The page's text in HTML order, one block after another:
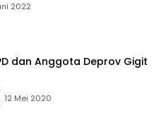
2022
dan Anggota Deprov Gigit
12 Mei 2020